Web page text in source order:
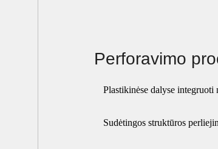
Perforavimo
Plastikinėse dalyse integruoti
Sudėtingos struktūros